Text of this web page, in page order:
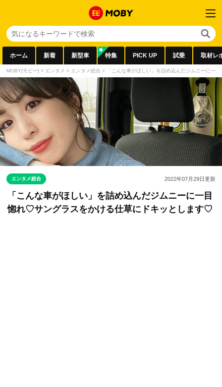
ホーム 新着 新型車 特集 PICK UP 試乗 取材レ
MOBY[モビー] > エンタメ > エンタメ総合 > 「こんな車がほしい」を詰め込んだジムニーに
エンタメ総合 2022年07月29日更新
「こんな車がほしい」を詰め込んだジムニーに一目
惚れ♡サングラスをかける仕草にドキッとします♡